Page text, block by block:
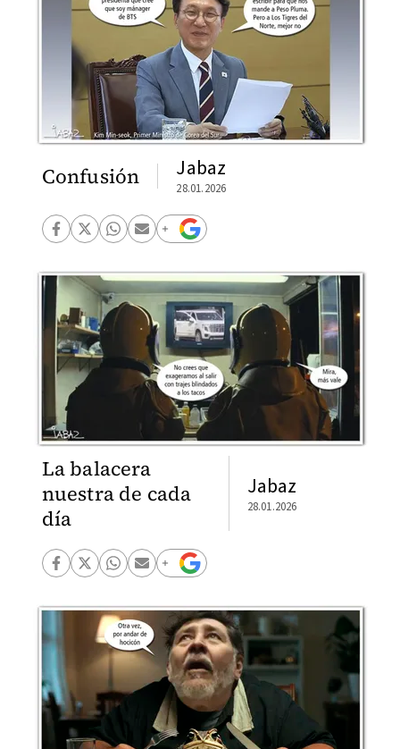
Confusión Jabaz
28.01.2026
La balacera
nuestra de cada
día
Jabaz
28.01.2026